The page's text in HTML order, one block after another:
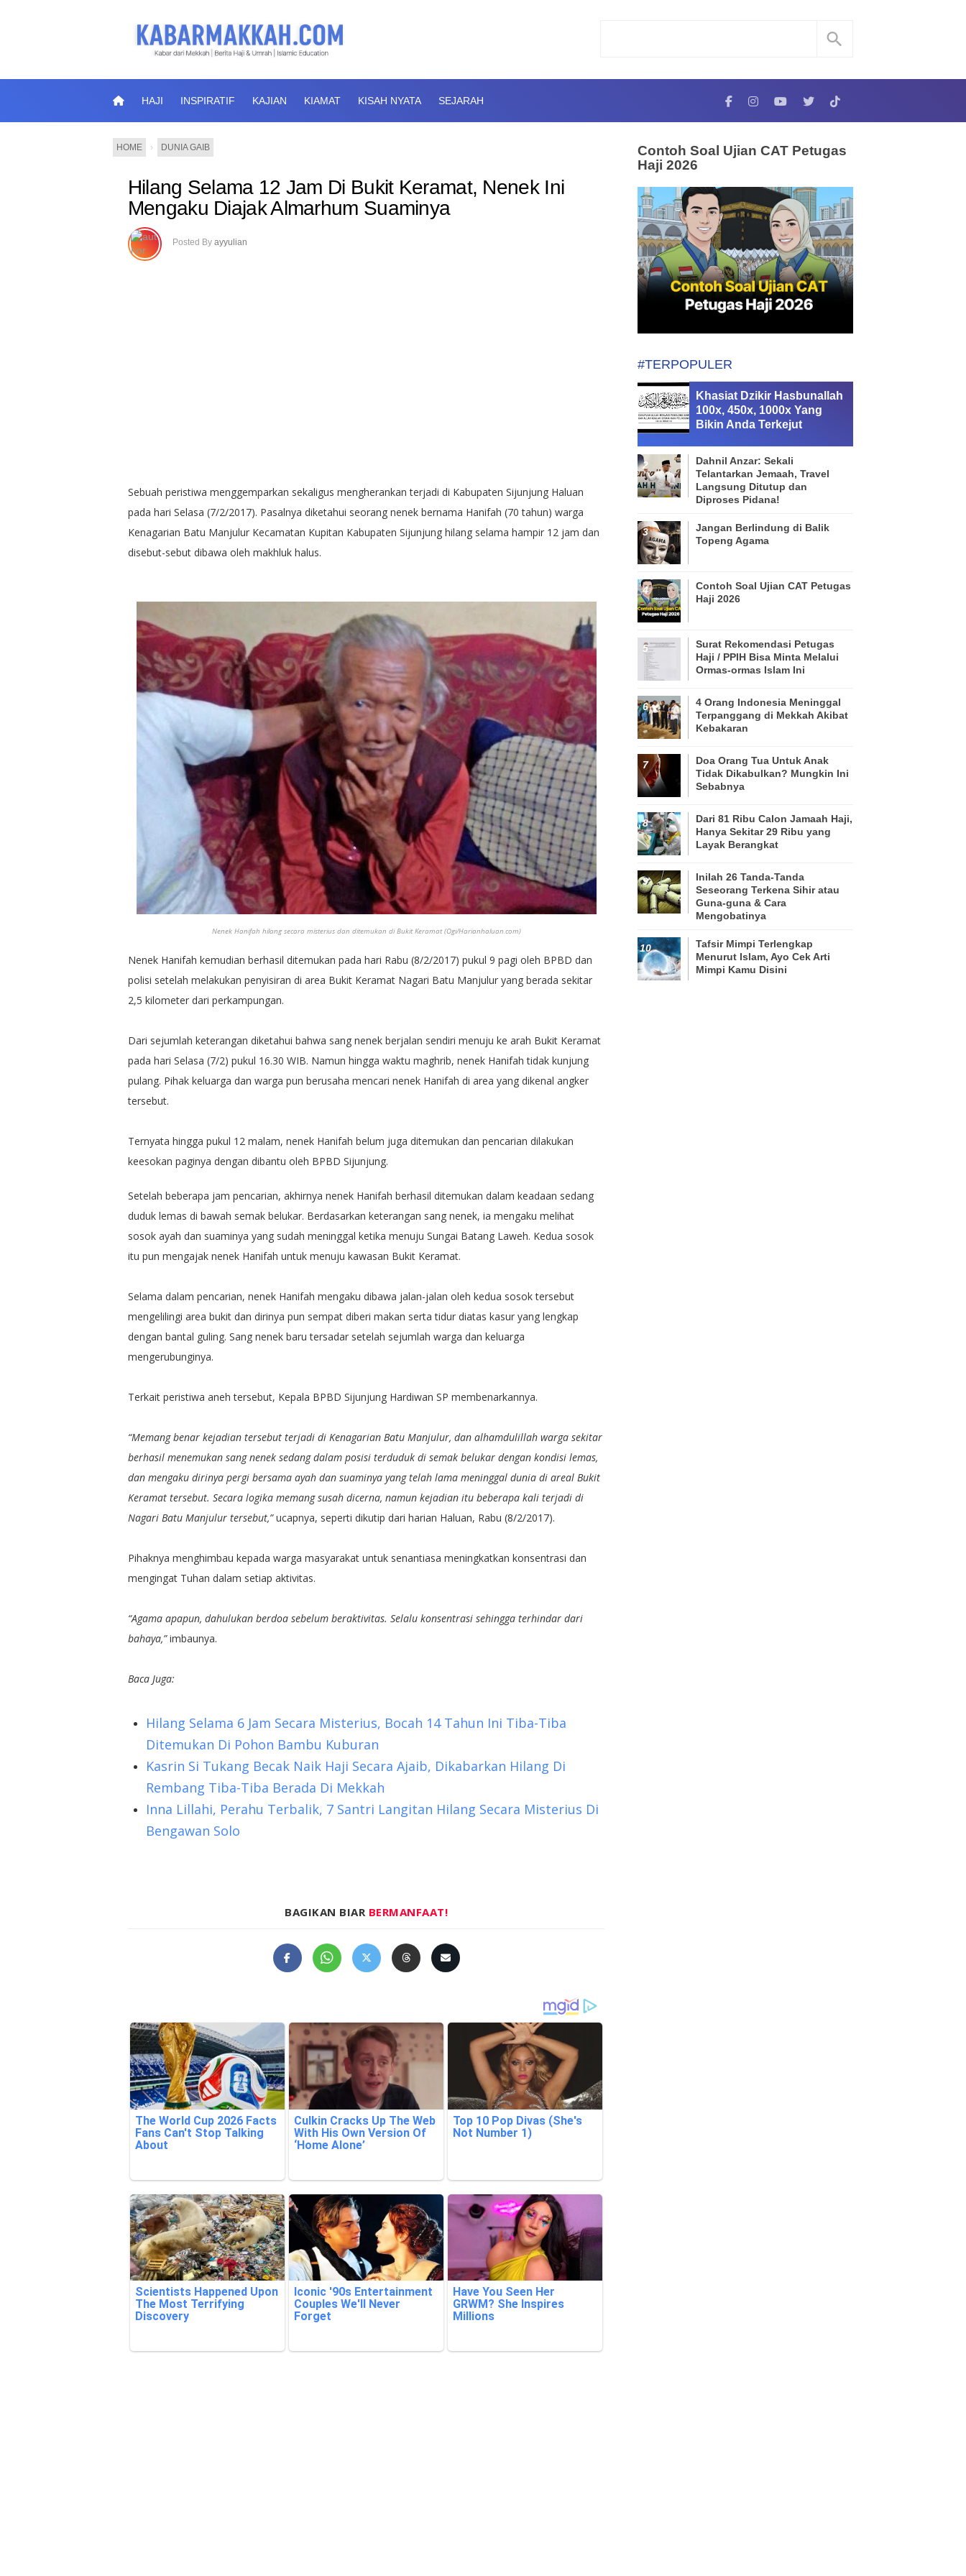
HAJI INSPIRATIF KAJIAN KIAMAT KISAH NYATA SEJARAH
HOME › DUNIA GAIB
Hilang Selama 12 Jam Di Bukit Keramat, Nenek Ini
Mengaku Diajak Almarhum Suaminya
Posted By ayyulian
Sebuah peristiwa menggemparkan sekaligus mengherankan terjadi di Kabupaten Sijunjung Haluan
pada hari Selasa (7/2/2017). Pasalnya diketahui seorang nenek bernama Hanifah (70 tahun) warga
Kenagarian Batu Manjulur Kecamatan Kupitan Kabupaten Sijunjung hilang selama hampir 12 jam dan
disebut-sebut dibawa oleh makhluk halus.
Nenek Hanifah hilang secara misterius dan ditemukan di Bukit Keramat (Ogi/Harianhaluan.com)
Nenek Hanifah kemudian berhasil ditemukan pada hari Rabu (8/2/2017) pukul 9 pagi oleh BPBD dan
polisi setelah melakukan penyisiran di area Bukit Keramat Nagari Batu Manjulur yang berada sekitar
2,5 kilometer dari perkampungan.
Dari sejumlah keterangan diketahui bahwa sang nenek berjalan sendiri menuju ke arah Bukit Keramat
pada hari Selasa (7/2) pukul 16.30 WIB. Namun hingga waktu maghrib, nenek Hanifah tidak kunjung
pulang. Pihak keluarga dan warga pun berusaha mencari nenek Hanifah di area yang dikenal angker
tersebut.
Ternyata hingga pukul 12 malam, nenek Hanifah belum juga ditemukan dan pencarian dilakukan
keesokan paginya dengan dibantu oleh BPBD Sijunjung.
Setelah beberapa jam pencarian, akhirnya nenek Hanifah berhasil ditemukan dalam keadaan sedang
duduk lemas di bawah semak belukar. Berdasarkan keterangan sang nenek, ia mengaku melihat
sosok ayah dan suaminya yang sudah meninggal ketika menuju Sungai Batang Laweh. Kedua sosok
itu pun mengajak nenek Hanifah untuk menuju kawasan Bukit Keramat.
Selama dalam pencarian, nenek Hanifah mengaku dibawa jalan-jalan oleh kedua sosok tersebut
mengelilingi area bukit dan dirinya pun sempat diberi makan serta tidur diatas kasur yang lengkap
dengan bantal guling. Sang nenek baru tersadar setelah sejumlah warga dan keluarga
mengerubunginya.
Terkait peristiwa aneh tersebut, Kepala BPBD Sijunjung Hardiwan SP membenarkannya.
“Memang benar kejadian tersebut terjadi di Kenagarian Batu Manjulur, dan alhamdulillah warga sekitar
berhasil menemukan sang nenek sedang dalam posisi terduduk di semak belukar dengan kondisi lemas,
dan mengaku dirinya pergi bersama ayah dan suaminya yang telah lama meninggal dunia di areal Bukit
Keramat tersebut. Secara logika memang susah dicerna, namun kejadian itu beberapa kali terjadi di
Nagari Batu Manjulur tersebut,”ucapnya, seperti dikutip dari harian Haluan, Rabu (8/2/2017).
Pihaknya menghimbau kepada warga masyarakat untuk senantiasa meningkatkan konsentrasi dan
mengingat Tuhan dalam setiap aktivitas.
“Agama apapun, dahulukan berdoa sebelum beraktivitas. Selalu konsentrasi sehingga terhindar dari
bahaya,”imbaunya.
Baca Juga:
Hilang Selama 6 Jam Secara Misterius, Bocah 14 Tahun Ini Tiba-Tiba
Ditemukan Di Pohon Bambu Kuburan
Kasrin Si Tukang Becak Naik Haji Secara Ajaib, Dikabarkan Hilang Di
Rembang Tiba-Tiba Berada Di Mekkah
Inna Lillahi, Perahu Terbalik, 7 Santri Langitan Hilang Secara Misterius Di
Bengawan Solo
BAGIKAN BIAR BERMANFAAT!
Contoh Soal Ujian CAT Petugas
Haji 2026
#TERPOPULER
Khasiat Dzikir Hasbunallah
100x, 450x, 1000x Yang
Bikin Anda Terkejut
Dahnil Anzar: Sekali
Telantarkan Jemaah, Travel
Langsung Ditutup dan
Diproses Pidana!
Jangan Berlindung di Balik
Topeng Agama
Contoh Soal Ujian CAT Petugas
Haji 2026
Surat Rekomendasi Petugas
Haji / PPIH Bisa Minta Melalui
Ormas-ormas Islam Ini
4 Orang Indonesia Meninggal
Terpanggang di Mekkah Akibat
Kebakaran
Doa Orang Tua Untuk Anak
Tidak Dikabulkan? Mungkin Ini
Sebabnya
Dari 81 Ribu Calon Jamaah Haji,
Hanya Sekitar 29 Ribu yang
Layak Berangkat
Inilah 26 Tanda-Tanda
Seseorang Terkena Sihir atau
Guna-guna & Cara
Mengobatinya
Tafsir Mimpi Terlengkap
Menurut Islam, Ayo Cek Arti
Mimpi Kamu Disini